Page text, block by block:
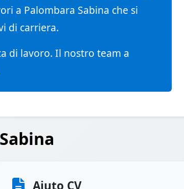
a Palombara Sabina che si
di carriera.
di lavoro. Il nostro team a
Aiuto CV